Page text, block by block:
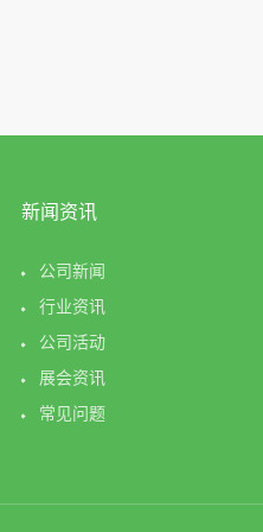
新闻资讯
公司新闻
行业资讯
公司活动
展会资讯
常见问题